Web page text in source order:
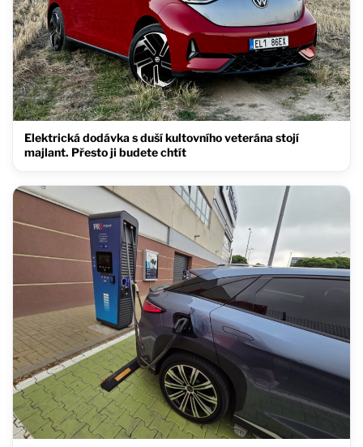
Elektrická dodávka s duší kultovního veterána stojí
majlant. Přesto ji budete chtít